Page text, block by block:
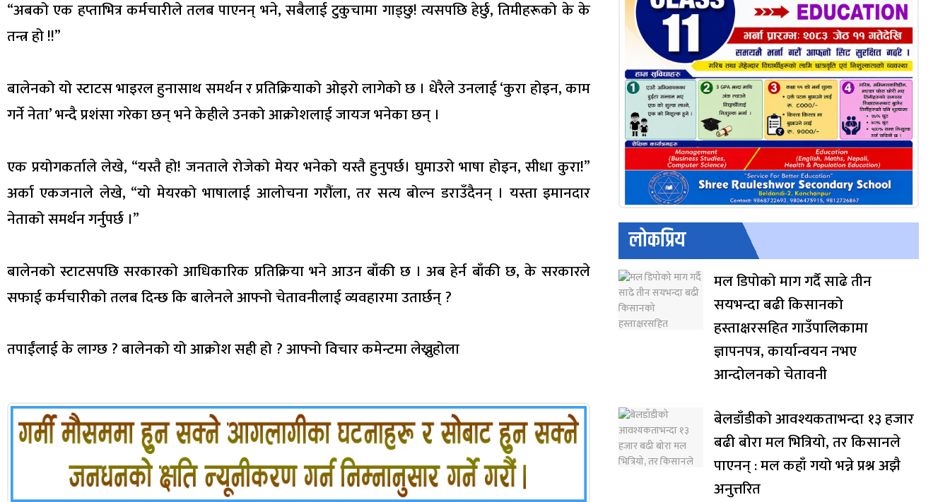
“अबको एक हप्ताभित्र कर्मचारीले तलब पाएनन् भने, सबैलाई टुकुचामा गाड्छु! त्यसपछि हेर्छु, तिमीहरूको के के
तन्त्र हो !!”
बालेनको यो स्टाटस भाइरल हुनासाथ समर्थन र प्रतिक्रियाको ओइरो लागेको छ । धेरैले उनलाई ‘कुरा होइन, काम
गर्ने नेता’ भन्दै प्रशंसा गरेका छन् भने केहीले उनको आक्रोशलाई जायज भनेका छन् ।
एक प्रयोगकर्ताले लेखे, “यस्तै हो! जनताले रोजेको मेयर भनेको यस्तै हुनुपर्छ। घुमाउरो भाषा होइन, सीधा कुरा!”
अर्का एकजनाले लेखे, “यो मेयरको भाषालाई आलोचना गरौंला, तर सत्य बोल्न डराउँदैनन् । यस्ता इमानदार
नेताको समर्थन गर्नुपर्छ ।”
बालेनको स्टाटसपछि सरकारको आधिकारिक प्रतिक्रिया भने आउन बाँकी छ । अब हेर्न बाँकी छ, के सरकारले
सफाई कर्मचारीको तलब दिन्छ कि बालेनले आफ्नो चेतावनीलाई व्यवहारमा उतार्छन् ?
तपाईंलाई के लाग्छ ? बालेनको यो आक्रोश सही हो ? आफ्नो विचार कमेन्टमा लेख्नुहोला
लोकप्रिय
मल डिपोको माग गर्दै साढे तीन
सयभन्दा बढी किसानको
हस्ताक्षरसहित गाउँपालिकामा
ज्ञापनपत्र, कार्यान्वयन नभए
आन्दोलनको चेतावनी
बेलडाँडीको आवश्यकताभन्दा १३ हजार
बढी बोरा मल भित्रियो, तर किसानले
पाएनन् : मल कहाँ गयो भन्ने प्रश्न अझै
अनुत्तरित